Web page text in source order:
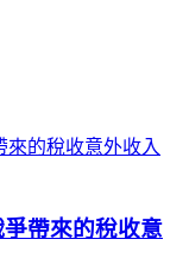
帶來的稅收意